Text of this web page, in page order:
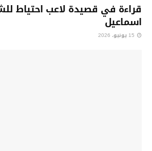
قراءة في قصيدة لاعب احتياط
اسماعيل